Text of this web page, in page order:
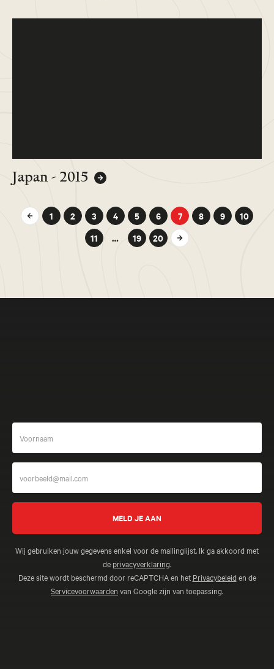
Japan - 2015
1 2 3 4 5 6 7 8 9
10
11
… 19 20
Wij gebruiken jouw gegevens enkel voor de mailinglijst. Ik ga akkoord met
de privacyverklaring.
Deze site wordt beschermd door reCAPTCHA en het Privacybeleid en de
Servicevoorwaarden van Google zijn van toepassing.